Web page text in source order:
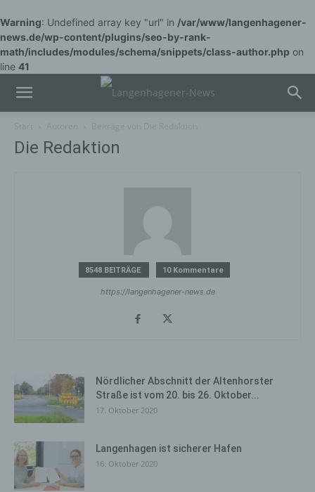
Warning: Undefined array key "url" in /var/www/langenhagener-
news.de/wp-content/plugins/seo-by-rank-
math/includes/modules/schema/snippets/class-author.php on
line 41
Die Redaktion
8548 BEITRÄGE 10 Kommentare
https://langenhagener-news.de
Nördlicher Abschnitt der Altenhorster
Straße ist vom 20. bis 26. Oktober...
17. Oktober 2020
Langenhagen ist sicherer Hafen
16. Oktober 2020